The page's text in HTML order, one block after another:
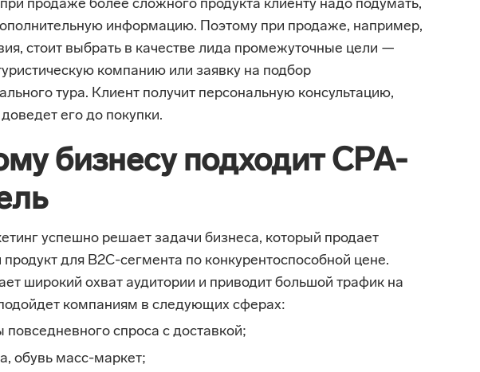
продаже более сложного продукта клиенту надо подумать,
информацию. Поэтому при продаже, например,
стоит выбрать в качестве лида промежуточные цели —
компанию или заявку на подбор
тура. Клиент получит персональную консультацию,
его до покупки.
бизнесу подходит CPA-
успешно решает задачи бизнеса, который продает
для B2С-сегмента по конкурентоспособной цене.
широкий охват аудитории и приводит большой трафик на
компаниям в следующих сферах:
повседневного спроса с доставкой;
обувь масс-маркет;